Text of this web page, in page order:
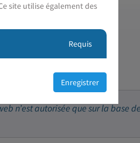
n’est autorisée que sur la base
site utilise également des
Requis